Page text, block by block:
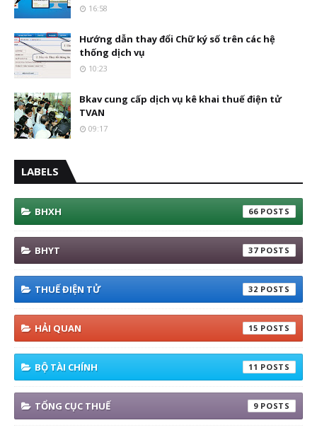
16:58
Hướng dẫn thay đổi Chữ ký số trên các hệ
thống dịch vụ
10:23
Bkav cung cấp dịch vụ kê khai thuế điện tử
TVAN
09:17
LABELS
BHXH 66
BHYT 37
THUẾ ĐIỆN TỬ 32
HẢI QUAN 15
BỘ TÀI CHÍNH 11
TỔNG CỤC THUẾ 9